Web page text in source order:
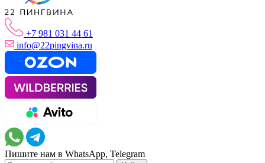
+7 981 031 44 61
info@22pingvina.ru
Пишите нам в WhatsApp, Telegram